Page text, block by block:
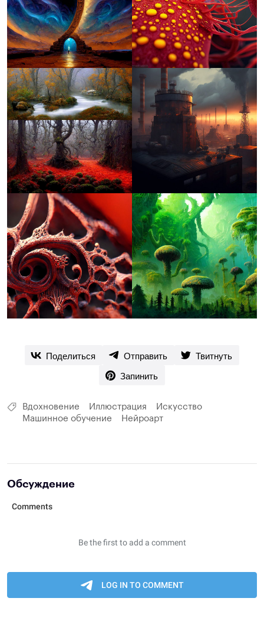
Поделиться Отправить
Твитнуть
Запинить
Вдохновение Иллюстрация
Искусство
Машинное обучение
Нейроарт
Обсуждение